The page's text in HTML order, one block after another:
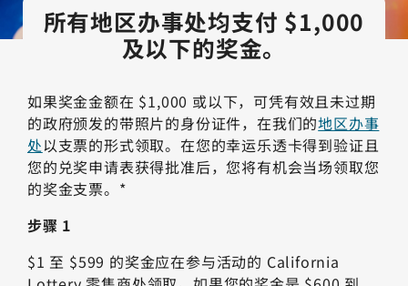
所有地区办事处均支付 $1,000
及以下的奖金。
如果奖金金额在 $1,000 或以下，可凭有效且未过期
的政府颁发的带照片的身份证件，在我们的地区办事
处以支票的形式领取。在您的幸运乐透卡得到验证且
您的兑奖申请表获得批准后，您将有机会当场领取您
的奖金支票。*
步骤 1
$1 至 $599 的奖金应在参与活动的 California